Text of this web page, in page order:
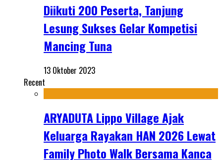
Diikuti 200 Peserta, Tanjung
Lesung Sukses Gelar Kompetisi
Mancing Tuna
13 Oktober 2023
Recent
ARYADUTA Lippo Village Ajak
Keluarga Rayakan HAN 2026 Lewat
Family Photo Walk Bersama Kanca